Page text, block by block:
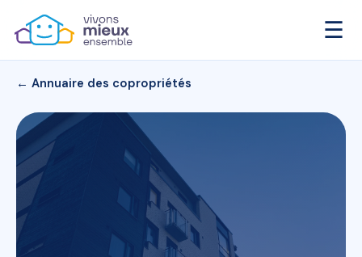
☰
← Annuaire des copropriétés